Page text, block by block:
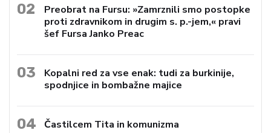
02
Preobrat na Fursu: »Zamrznili smo postopke
proti zdravnikom in drugim s. p.-jem,« pravi
šef Fursa Janko Preac
03
Kopalni red za vse enak: tudi za burkinije,
spodnjice in bombažne majice
04 Častilcem Tita in komunizma